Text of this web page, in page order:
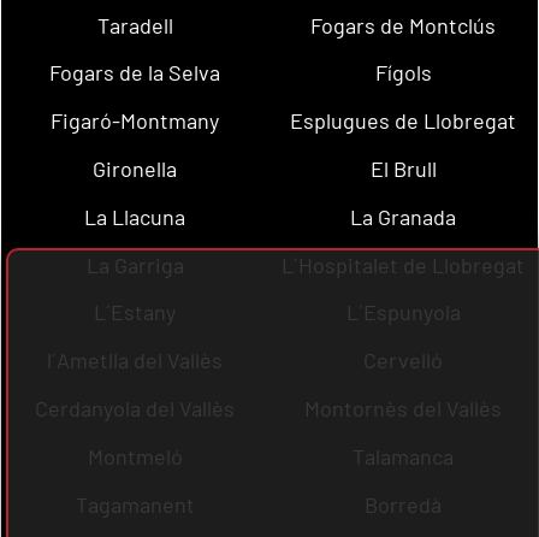
Taradell
Fogars de Montclús
Fogars de la Selva
Fígols
Figaró-Montmany
Esplugues de Llobregat
Gironella
El Brull
La Llacuna
La Granada
La Garriga
L´Hospitalet de Llobregat
L´Estany
L´Espunyola
l´Ametlla del Vallès
Cervelló
Cerdanyola del Vallès
Montornès del Vallès
Montmeló
Talamanca
Tagamanent
Borredà